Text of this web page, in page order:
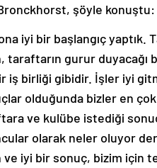
şöyle konuştu:
iyi bir başlangıç
taraftarın gurur duyacağı
iş birliği gibidir. İşler iyi
olduğunda bizler en
ve kulübe istediği
olarak neler oluyor
ve iyi bir sonuç, bizim için